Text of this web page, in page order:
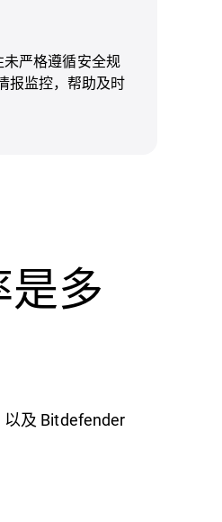
严格遵循安全规
报监控，帮助及时
多
及 Bitdefender